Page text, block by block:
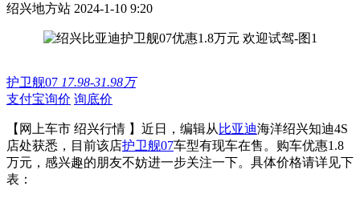
绍兴地方站 2024-1-10 9:20
护卫舰07 17.98-31.98万
支付宝询价 询底价
【网上车市 绍兴行情 】近日，编辑从 比亚迪海洋绍兴知迪4S
店处获悉，目前该店护卫舰07车型有现车在售。购车优惠1.8
万元，感兴趣的朋友不妨进一步关注一下。具体价格请详见下
表：